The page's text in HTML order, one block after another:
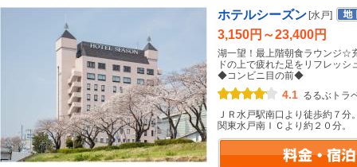
ホテルシーズン [水戸]
3,150円～23,400円
湖一望！最上階朝食ラウンジ☆
ドの上で疲れた足をリフレッ
◆コンビニ目の前◆
4.1 るるぶトラ
ＪＲ水戸駅南口より徒歩約７
関東水戸南ＩＣより約２０分。